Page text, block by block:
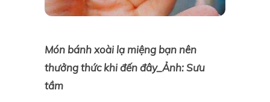
Món bánh xoài lạ miệng bạn nên
thưởng thức khi đến đây_Ảnh: Sưu
tầm